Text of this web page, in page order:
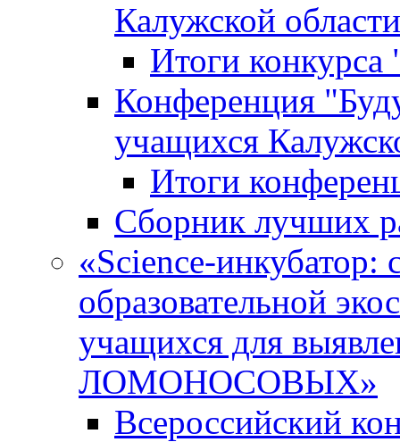
Калужской области
Итоги
Конференция
учащихся
Итоги
Сборник лучших
«Science-инкубатор:
образовательной
учащихся для
ЛОМОНОСОВЫХ»
Всероссийский